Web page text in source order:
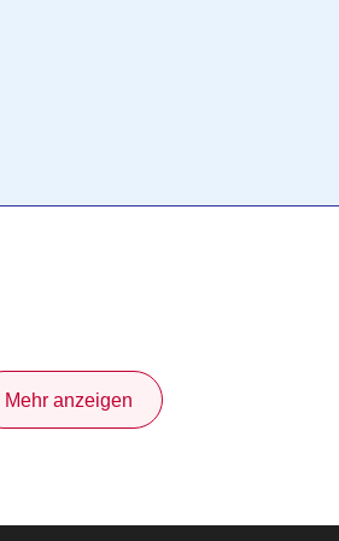
Mehr anzeigen